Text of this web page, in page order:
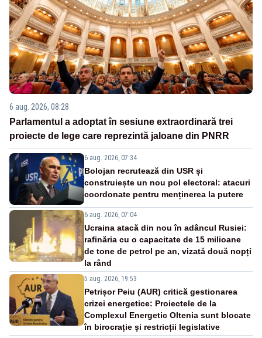
6 aug. 2026, 08:28
Parlamentul a adoptat în sesiune extraordinară trei
proiecte de lege care reprezintă jaloane din PNRR
6 aug. 2026, 07:34
Bolojan recrutează din USR și
construiește un nou pol electoral: atacuri
coordonate pentru menținerea la putere
6 aug. 2026, 07:04
Ucraina atacă din nou în adâncul Rusiei:
rafinăria cu o capacitate de 15 milioane
de tone de petrol pe an, vizată două nopți
la rând
5 aug. 2026, 19:53
Petrișor Peiu (AUR) critică gestionarea
crizei energetice: Proiectele de la
Complexul Energetic Oltenia sunt blocate
în birocrație și restricții legislative